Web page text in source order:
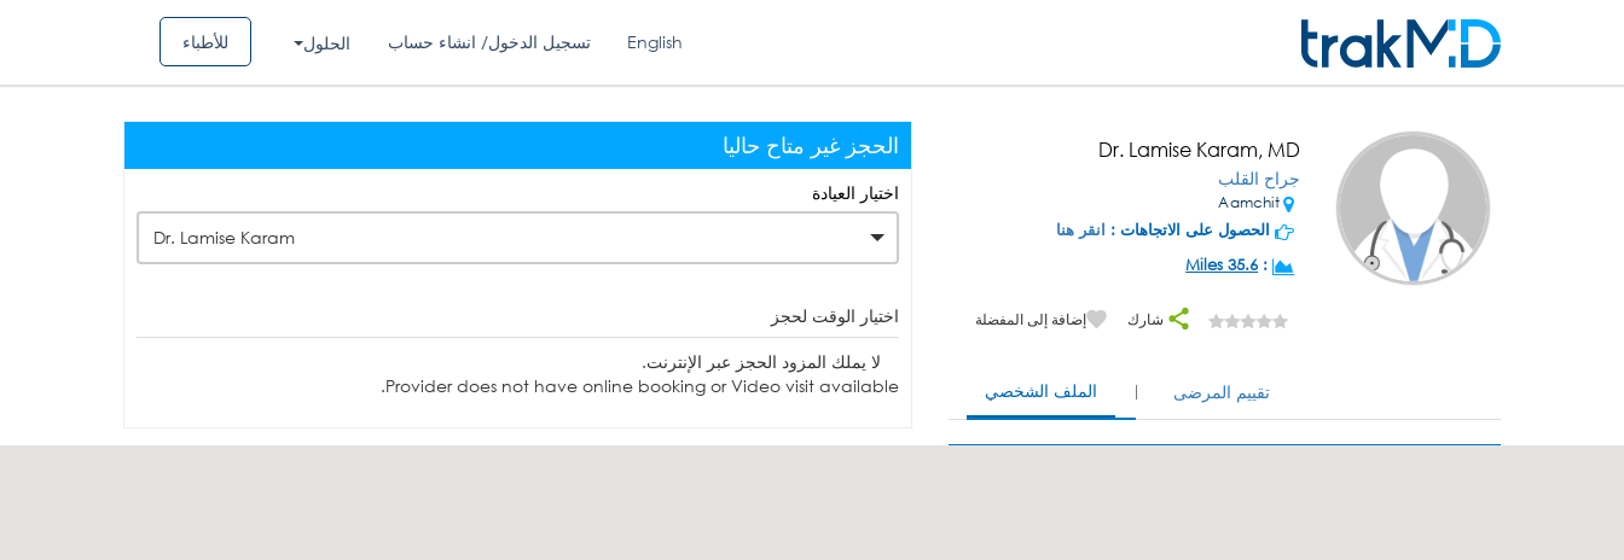
للأطباء الحلول تسجيل الدخول/ انشاء حساب English
Dr. Lamise Karam, MD
جراح القلب
Aamchit
الحصول على الاتجاهات : انقر هنا
:
35.6 Miles
شارك إضافة إلى المفضلة
الملف الشخصي تقييم المرضى
الحجز غير متاح حاليا
اختيار العيادة
Dr. Lamise Karam
اختيار الوقت لحجز
لا يملك المزود الحجز عبر الإنترنت.
Provider does not have online booking or Video visit available.